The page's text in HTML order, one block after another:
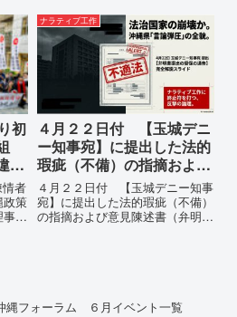
（弁
行政
...
が請求した「差別認定の根拠」に
対し、県は全て非開示・存否応答
拒否を突きつけました。これは、
彼らが行政手続きの正当性を失
初
法
停
者
政策
事
条
ナラティブ工作
４月２２日付 【玉城デニ
ー知事宛】に提出した法的
瑕疵（不備）の指摘および
意見陳述書（弁明書）提出
の留保の通告
４月２２日付 【玉城デニー知事
宛】に提出した法的瑕疵（不備）
の指摘および意見陳述書（弁明
す...
縄フォーラム ６月イベント一覧